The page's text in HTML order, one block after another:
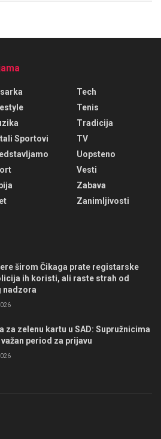
Sportovi
Tech
Tenis
Tradicija
TV
Uopsteno
Vesti
Zabava
Zanimljivosti
širom Čikaga prate registarske
ih koristi, ali raste strah od
nadzora
za zelenu kartu u SAD: Supružnicima
period za prijavu